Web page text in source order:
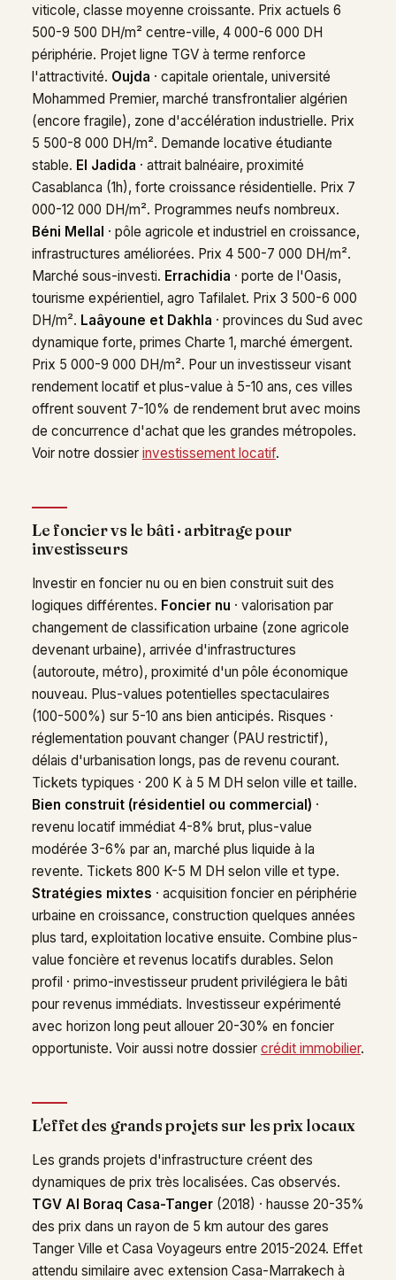
viticole, classe moyenne croissante. Prix actuels 6
500-9 500 DH/m² centre-ville, 4 000-6 000 DH
périphérie. Projet ligne TGV à terme renforce
l'attractivité. Oujda · capitale orientale, université
Mohammed Premier, marché transfrontalier algérien
(encore fragile), zone d'accélération industrielle. Prix
5 500-8 000 DH/m². Demande locative étudiante
stable. El Jadida · attrait balnéaire, proximité
Casablanca (1h), forte croissance résidentielle. Prix 7
000-12 000 DH/m². Programmes neufs nombreux.
Béni Mellal · pôle agricole et industriel en croissance,
infrastructures améliorées. Prix 4 500-7 000 DH/m².
Marché sous-investi. Errachidia · porte de l'Oasis,
tourisme expérientiel, agro Tafilalet. Prix 3 500-6 000
DH/m². Laâyoune et Dakhla · provinces du Sud avec
dynamique forte, primes Charte 1, marché émergent.
Prix 5 000-9 000 DH/m². Pour un investisseur visant
rendement locatif et plus-value à 5-10 ans, ces villes
offrent souvent 7-10% de rendement brut avec moins
de concurrence d'achat que les grandes métropoles.
Voir notre dossier investissement locatif.
Le foncier vs le bâti · arbitrage pour
investisseurs
Investir en foncier nu ou en bien construit suit des
logiques différentes. Foncier nu · valorisation par
changement de classification urbaine (zone agricole
devenant urbaine), arrivée d'infrastructures
(autoroute, métro), proximité d'un pôle économique
nouveau. Plus-values potentielles spectaculaires
(100-500%) sur 5-10 ans bien anticipés. Risques ·
réglementation pouvant changer (PAU restrictif),
délais d'urbanisation longs, pas de revenu courant.
Tickets typiques · 200 K à 5 M DH selon ville et taille.
Bien construit (résidentiel ou commercial) ·
revenu locatif immédiat 4-8% brut, plus-value
modérée 3-6% par an, marché plus liquide à la
revente. Tickets 800 K-5 M DH selon ville et type.
Stratégies mixtes · acquisition foncier en périphérie
urbaine en croissance, construction quelques années
plus tard, exploitation locative ensuite. Combine plus-
value foncière et revenus locatifs durables. Selon
profil · primo-investisseur prudent privilégiera le bâti
pour revenus immédiats. Investisseur expérimenté
avec horizon long peut allouer 20-30% en foncier
opportuniste. Voir aussi notre dossier crédit immobilier.
L'effet des grands projets sur les prix locaux
Les grands projets d'infrastructure créent des
dynamiques de prix très localisées. Cas observés.
TGV Al Boraq Casa-Tanger (2018) · hausse 20-35%
des prix dans un rayon de 5 km autour des gares
Tanger Ville et Casa Voyageurs entre 2015-2024. Effet
attendu similaire avec extension Casa-Marrakech à